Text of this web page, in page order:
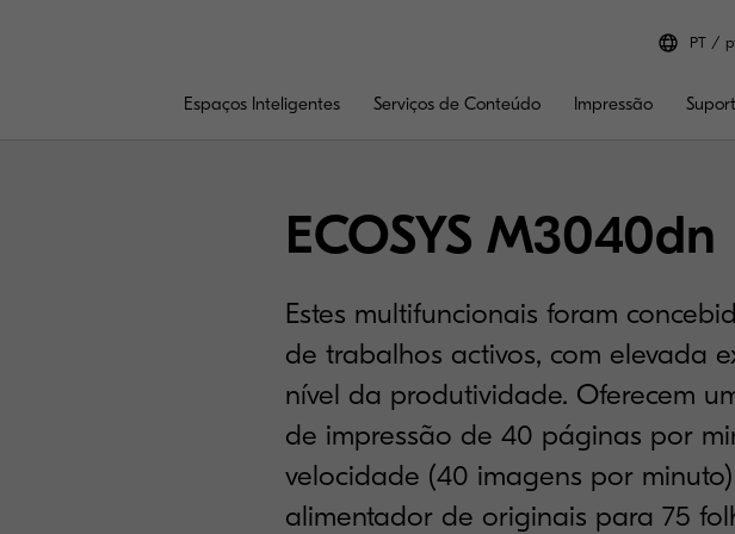
PT
Espaços Inteligentes Serviços de Conteúdo Impressão
ECOSYS M3040dn
Estes multifuncionais foram
de trabalhos activos, com elevada
nível da produtividade. Oferecem
de impressão de 40 páginas por
velocidade (40 imagens por
alimentador de originais para 75